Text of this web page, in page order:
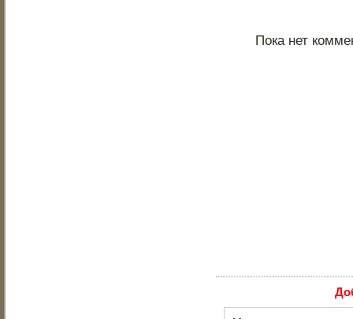
Пока нет